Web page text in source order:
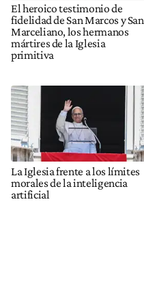
El heroico testimonio de
fidelidad de San Marcos y San
Marceliano, los hermanos
mártires de la Iglesia
primitiva
La Iglesia frente a los límites
morales de la inteligencia
artificial